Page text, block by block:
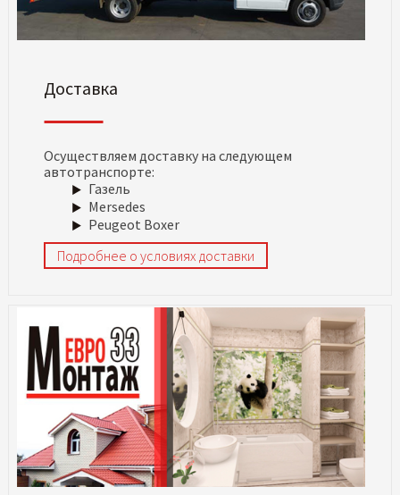
Доставка
Осуществляем доставку на следующем
автотранспорте:
Газель
Mersedes
Peugeot Boxer
Подробнее о условиях доставки